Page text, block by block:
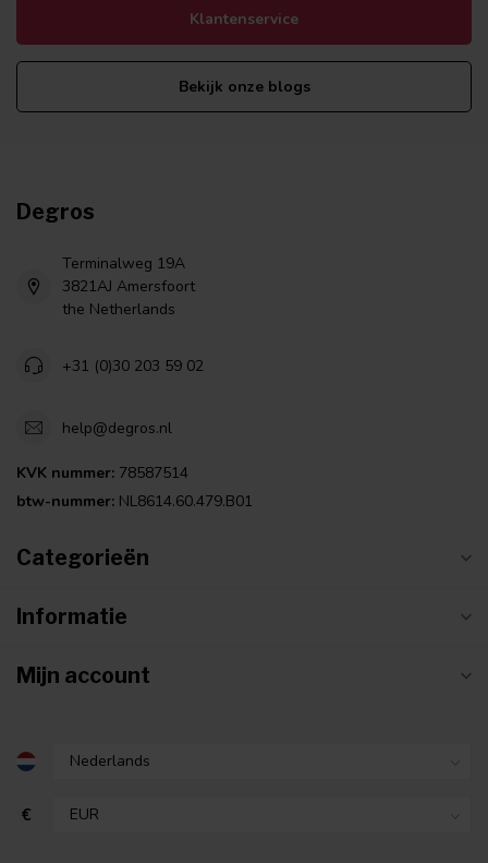
Klantenservice
Bekijk onze blogs
Degros
Terminalweg 19A
3821AJ Amersfoort
the Netherlands
+31 (0)30 203 59 02
help@degros.nl
KVK nummer: 78587514
btw-nummer: NL8614.60.479.B01
Categorieën
Informatie
Mijn account
€